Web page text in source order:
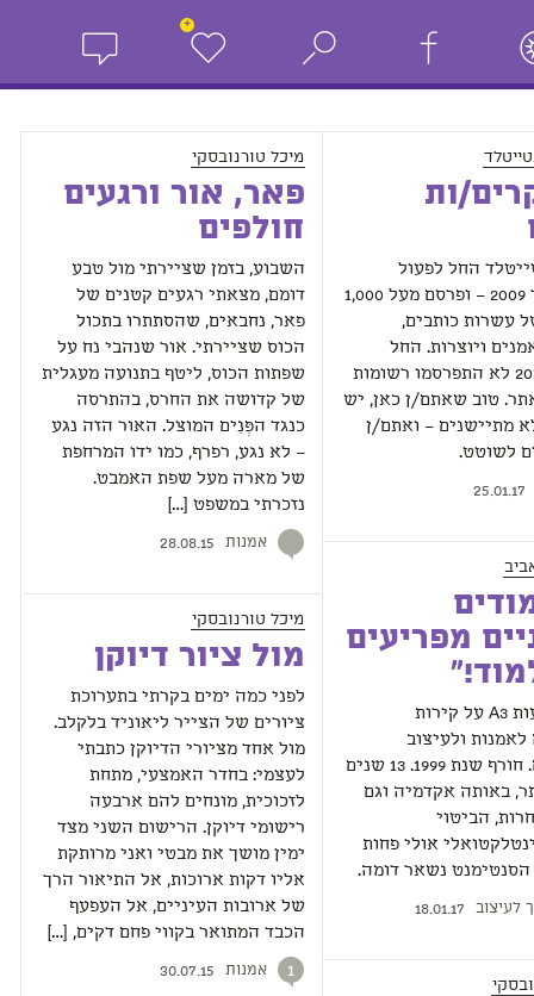
+
ות
החל לפעול
באוקטובר 2009 – ופרסם מעל 1,000
עשרות כותבים,
ויוצרות. החל
מינואר 2017 לא התפרסמו רשומות
טוב שאתם/ן כאן, יש
מתיישנים – ואתם/ן
לשוטט.
25.01.17
מפריעים
זעקו מודעות A3 על קירות
ולעיצוב
בירושלים. חורף שנת 1999. 13 שנים
באותה אקדמיה וגם
הביטוי
אולי פחות
הסנטימנט נשאר דומה.
לעיצוב 18.01.17
מיכל טורנובסקי
פאר, אור ורגעים
חולפים
השבוע, בזמן שציירתי מול טבע
דומם, מצאתי רגעים קטנים של
פאר, נחבאים, שהסתתרו בתכול
הכוס שציירתי. אור שנהבי נח על
שפתות הכוס, ליטף בתנועה מעגלית
של קדושה את החרס, בהתרסה
כנגד הפְּנִים המוצל. האור הזה נגע
– לא נגע, רפרף, כמו ידו המרחפת
של מארה מעל שפת האמבט.
נזכרתי במשפט […]
אמנות 28.08.15
מיכל טורנובסקי
מול ציור דיוקן
לפני כמה ימים בקרתי בתערוכת
ציורים של הצייר ליאוניד בלקלב.
מול אחד מציורי הדיוקן כתבתי
לעצמי: בחדר האמצעי, מתחת
לזכוכית, מונחים להם ארבעה
רישומי דיוקן. הרישום השני מצד
ימין מושך את מבטי ואני מרותקת
אליו דקות ארוכות, אל התיאור הרך
של ארובות העיניים, אל העפעף
הכבד המתואר בקווי פחם דקים, […]
1 אמנות 30.07.15